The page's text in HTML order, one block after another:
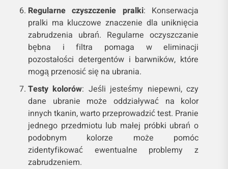
Regularne czyszczenie pralki: Konserwacja
pralki ma kluczowe znaczenie dla uniknięcia
zabrudzenia ubrań. Regularne oczyszczanie
bębna i filtra pomaga w eliminacji
pozostałości detergentów i barwników, które
mogą przenosić się na ubrania.
Testy kolorów: Jeśli jesteśmy niepewni, czy
dane ubranie może oddziaływać na kolor
innych tkanin, warto przeprowadzić test. Pranie
jednego przedmiotu lub małej próbki ubrań o
podobnym kolorze może pomóc
zidentyfikować ewentualne problemy z
zabrudzeniem.